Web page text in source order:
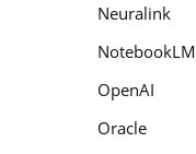
Neuralink
NotebookLM
OpenAI
Oracle